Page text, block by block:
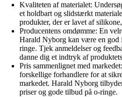
Kvaliteten af materialet:
et holdbart og slidstærkt
produkter, der er lavet af
Producentens omdømme: En
Harald Nyborg kan være en
ringe. Tjek anmeldelser og
danne dig et indtryk af
Pris sammenlignet med
forskellige forhandlere for at
markedet. Harald Nyborg
priser og gode tilbud på o-ringe.